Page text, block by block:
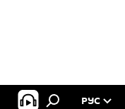
РУС